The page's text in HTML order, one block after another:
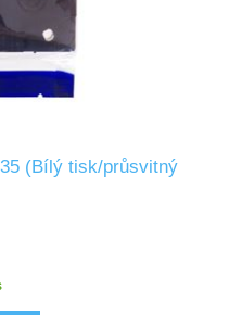
(Bílý tisk/průsvitný